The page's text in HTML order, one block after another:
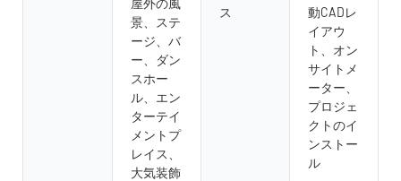
景、ステ
ージ、バ
ー、ダン
スホー
ル、エン
ターテイ
メントプ
レイス、
大気装飾
ス
動CADレ
イアウ
ト、オン
サイトメ
ーター、
プロジェ
クトのイ
ンストー
ル